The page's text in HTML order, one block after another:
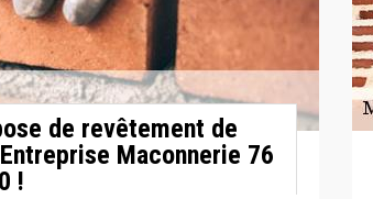
de revêtement de
Maconnerie 76
!